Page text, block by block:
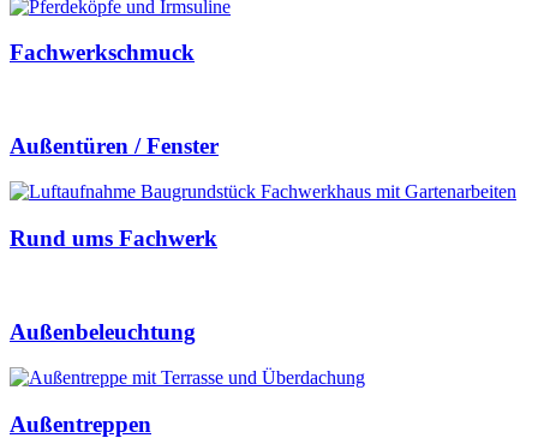
Fachwerkschmuck
Außentüren / Fenster
Rund ums Fachwerk
Außenbeleuchtung
Außentreppen